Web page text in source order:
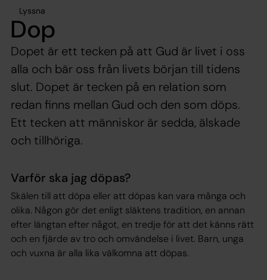
Lyssna
Dop
Dopet är ett tecken på att Gud är livet i oss
alla och bär oss från livets början till tidens
slut. Dopet är tecken på en relation som
redan finns mellan Gud och den som döps.
Ett tecken att människor är sedda, älskade
och tillhöriga.
Varför ska jag döpas?
Skälen till att döpa eller att döpas kan vara många och
olika. Någon gör det enligt släktens tradition, en annan
efter längtan efter något, en tredje för att det känns rätt
och en fjärde av tro och omvändelse i livet. Barn, unga
och vuxna är alla lika välkomna att döpas.